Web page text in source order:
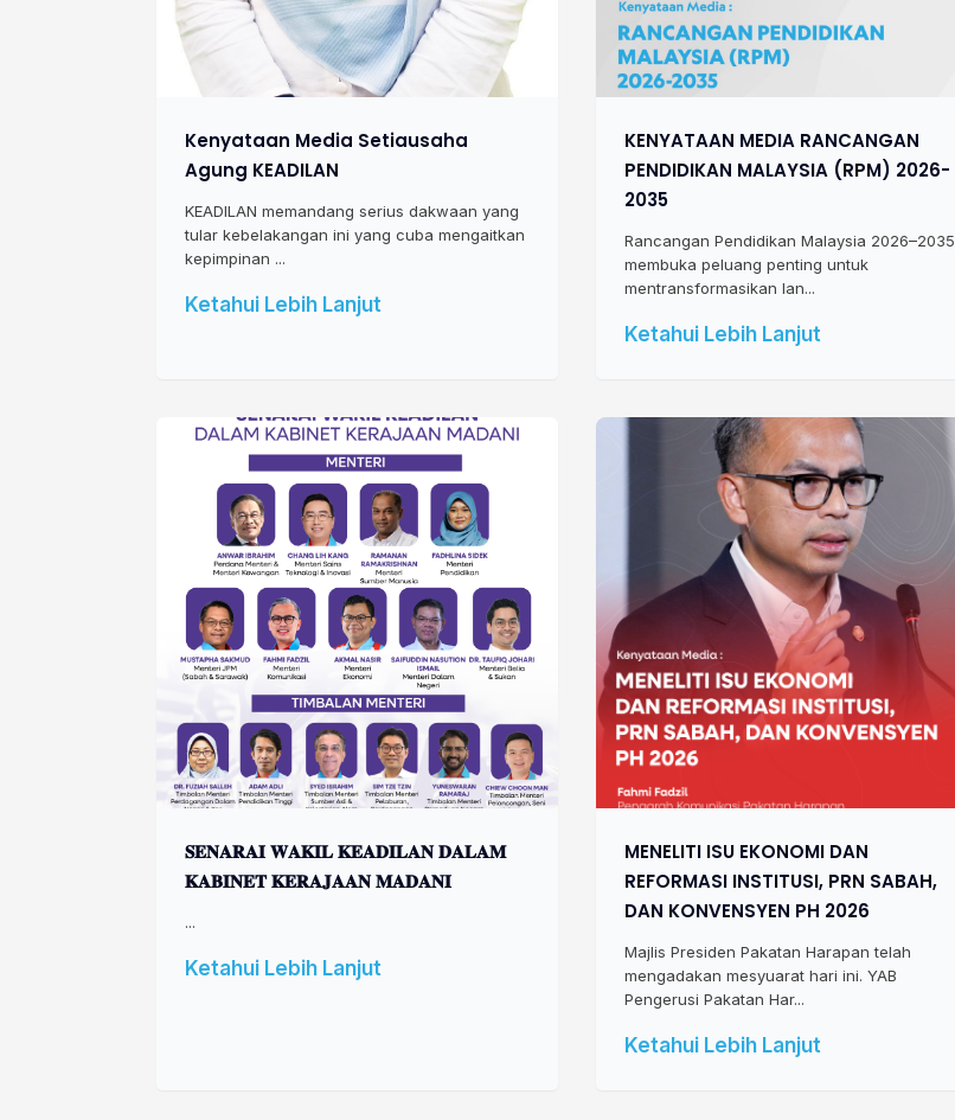
Kenyataan Media Setiausaha
Agung KEADILAN
KEADILAN memandang serius dakwaan yang
tular kebelakangan ini yang cuba mengaitkan
kepimpinan ...
Ketahui Lebih Lanjut
KENYATAAN MEDIA RANCANGAN
PENDIDIKAN MALAYSIA (RPM) 2026-
2035
Rancangan Pendidikan Malaysia 2026–2035
membuka peluang penting untuk
mentransformasikan lan...
Ketahui Lebih Lanjut
𝐒𝐄𝐍𝐀𝐑𝐀𝐈 𝐖𝐀𝐊𝐈𝐋 𝐊𝐄𝐀𝐃𝐈𝐋𝐀𝐍 𝐃𝐀𝐋𝐀𝐌
𝐊𝐀𝐁𝐈𝐍𝐄𝐓 𝐊𝐄𝐑𝐀𝐉𝐀𝐀𝐍 𝐌𝐀𝐃𝐀𝐍𝐈
...
Ketahui Lebih Lanjut
MENELITI ISU EKONOMI DAN
REFORMASI INSTITUSI, PRN SABAH,
DAN KONVENSYEN PH 2026
Majlis Presiden Pakatan Harapan telah
mengadakan mesyuarat hari ini. YAB
Pengerusi Pakatan Har...
Ketahui Lebih Lanjut